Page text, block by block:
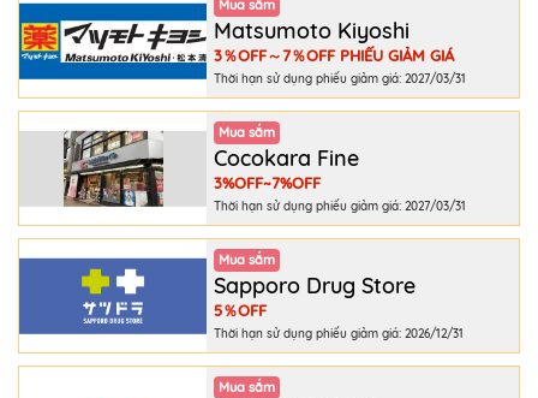
Mua sắm
Matsumoto Kiyoshi
3％OFF～7％OFF PHIẾU GIẢM GIÁ
Thời hạn sử dụng phiếu giảm giá: 2027/03/31
Mua sắm
Cocokara Fine
3%OFF~7%OFF
Thời hạn sử dụng phiếu giảm giá: 2027/03/31
Mua sắm
Sapporo Drug Store
5％OFF
Thời hạn sử dụng phiếu giảm giá: 2026/12/31
Mua sắm